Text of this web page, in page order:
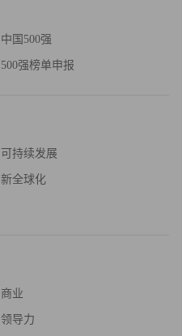
中国500强
500强榜单申报
可持续发展
新全球化
商业
领导力